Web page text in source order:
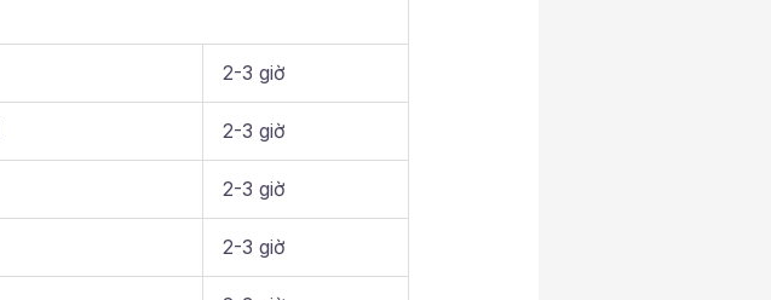
2-3 giờ
2-3 giờ
2-3 giờ
2-3 giờ